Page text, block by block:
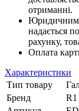
отриманні.
Юридичним
надається
рахунку,
Оплата
Характеристики
Тип товару
Бренд
R1